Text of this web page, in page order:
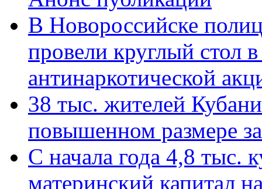
В Новороссийске
провели круглый стол
антинаркотической
38 тыс. жителей
повышенном размере
С начала года 4,8 тыс.
материнский капитал